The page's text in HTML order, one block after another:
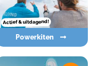
Actief & uitdagend!
Powerkiten